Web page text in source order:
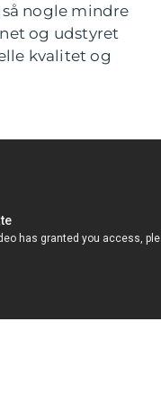
nogle mindre
og udstyret
kvalitet og